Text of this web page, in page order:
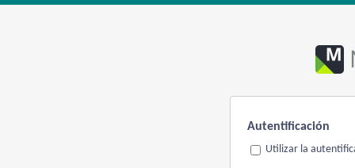
Autentificación
Utilizar la